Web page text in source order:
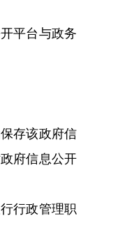
平台与政务
存该政府信
府信息公开
行政管理职